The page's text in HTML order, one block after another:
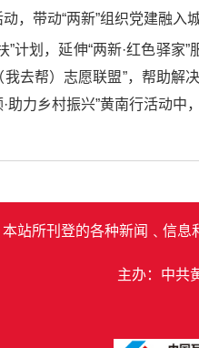
，带动“两新”组织党建融入
”计划，延伸“两新·红色驿
我去帮）志愿联盟”，帮助
助力乡村振兴”黄南行活动
本站所刊登的各种新闻﹑信息
主办：中共